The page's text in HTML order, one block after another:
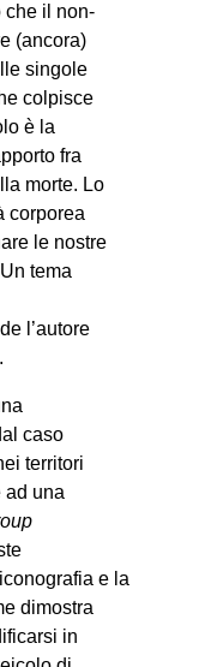
che il non-
(ancora)
singole
colpisce
è la
fra
morte. Lo
corporea
le nostre
tema
l’autore
caso
territori
ad una
e la
dimostra
in